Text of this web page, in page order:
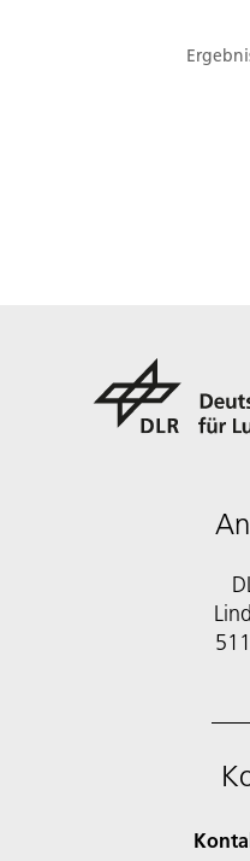
Aufbau einer
unter anderem für